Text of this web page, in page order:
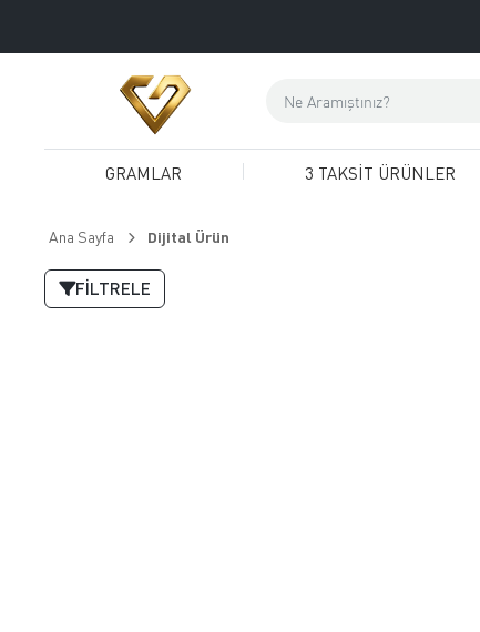
GRAMLAR 3 TAKSİT ÜRÜNLER
Ana Sayfa Dijital Ürün
FILTRELE